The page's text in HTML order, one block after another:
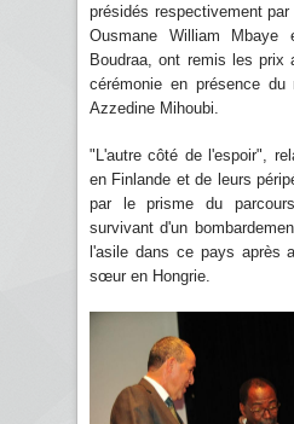
présidés respectivement
Ousmane William Mbaye
Boudraa, ont remis les prix
cérémonie en présence
Azzedine Mihoubi.
"L'autre côté de l'espoir",
en Finlande et de leurs
par le prisme du
survivant d'un
l'asile dans ce pays après
sœur en Hongrie.